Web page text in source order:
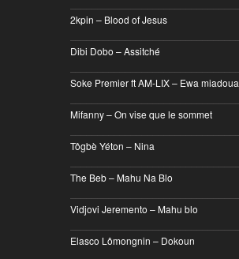
2kpin – Blood of Jesus
Dibi Dobo – Assitché
Soke Premier ft AM-LIX – Ewa miadoua
Mifanny – On vise que le sommet
Tôgbè Yéton – Nina
The Beb – Mahu Na Blo
Vidjovi Jeremento – Mahu blo
Elasco Lômongnin – Dokoun